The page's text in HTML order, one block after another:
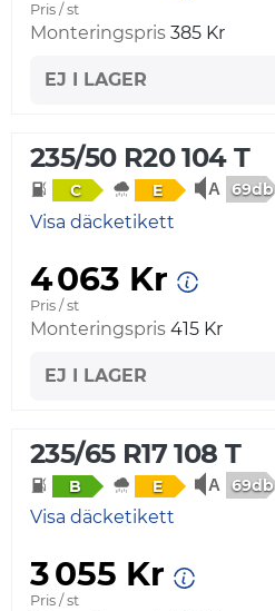
Pris / st
Monteringspris 385 Kr
EJ I LAGER
235/50 R20 104 T
C E 69db
Visa däcketikett
4 063 Kr
Pris / st
Monteringspris 415 Kr
EJ I LAGER
235/65 R17 108 T
B E 69db
Visa däcketikett
3 055 Kr
Pris / st